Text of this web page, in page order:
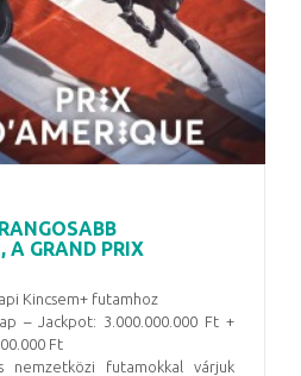
A GRAND PRIX
Kincsem+ futamhoz
– Jackpot: 3.000.000.000 Ft +
Ft
nemzetközi futamokkal várjuk